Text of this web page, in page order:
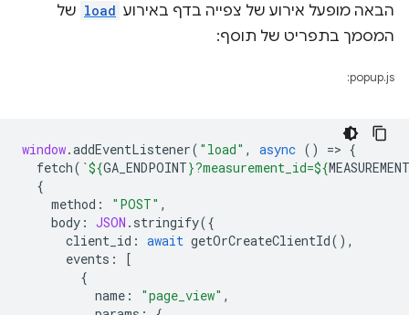
הבאה מופעל אירוע של צפייה בדף באירוע load של
המסמך בתפריט של תוסף:
popup.js:
window.addEventListener( "load" , async () => {
fetch( `${GA_ENDPOINT}?measurement_id=${
{
method : "POST" ,
body : JSON . stringify({
client_id : await getOrCreateClientId(),
events :
[
{
name : "page_view" ,